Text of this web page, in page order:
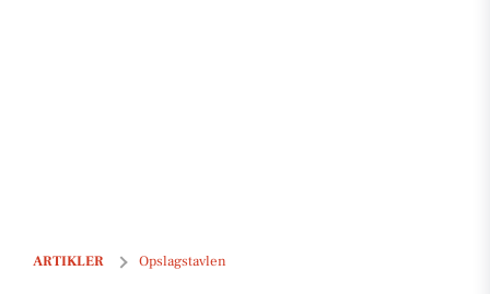
ARTIKLER Opslagstavlen
Nyt fra Østjyllands politi og Aarhus Kommune